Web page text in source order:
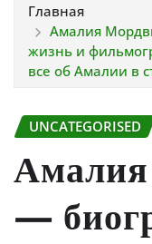
Главная
Амалия
жизнь и
все об Амалии в
UNCATEGORISED
—